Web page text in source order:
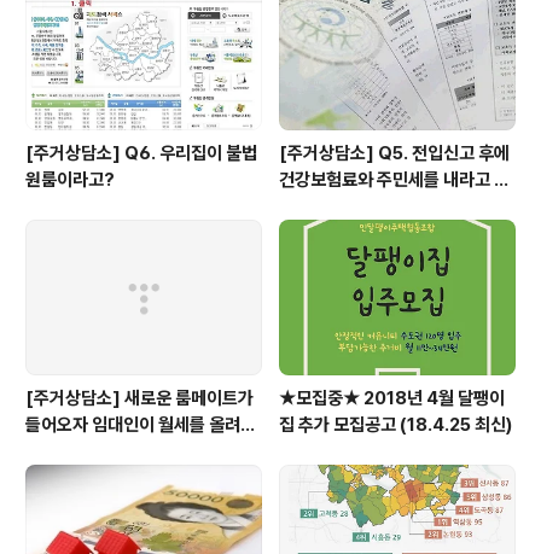
[주거상담소] Q6. 우리집이 불법
원룸이라고?
[주거상담소] Q5. 전입신고 후에
건강보험료와 주민세를 내라고 고
[주거상담소] 새로운 룸메이트가
들어오자 임대인이 월세를 올려달
★모집중★ 2018년 4월 달팽이
집 추가 모집공고 (18.4.25 최신)